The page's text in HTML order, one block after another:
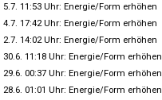
5.7. 11:53 Uhr: Energie/Form erhöhen
4.7. 17:42 Uhr: Energie/Form erhöhen
2.7. 14:02 Uhr: Energie/Form erhöhen
30.6. 11:18 Uhr: Energie/Form erhöhen
29.6. 00:37 Uhr: Energie/Form erhöhen
28.6. 01:01 Uhr: Energie/Form erhöhen